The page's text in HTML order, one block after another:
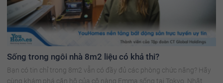
Sống trong ngôi nhà 8m2 liệu có khả thi?
Bạn có tin chỉ trong 8m2 vẫn có đầy đủ các phòng chức năng? Hãy
cùng khám phá căn hộ của cô nàng Emma sống tại Tokyo, Nhật